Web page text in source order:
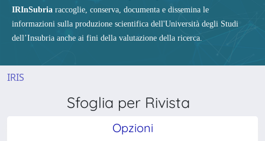
IRInSubria raccoglie, conserva, documenta e dissemina le
informazioni sulla produzione scientifica dell'Università degli Studi
dell’Insubria anche ai fini della valutazione della ricerca.
IRIS
Sfoglia per Rivista
Opzioni